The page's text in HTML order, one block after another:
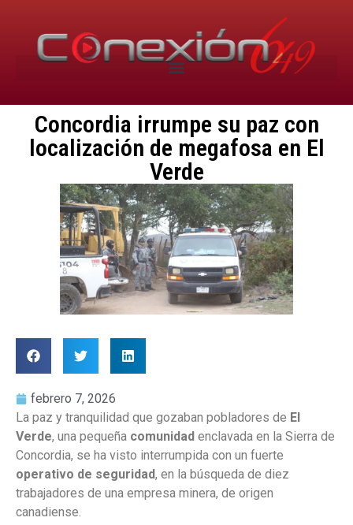
Concordia irrumpe su paz con
localización de megafosa en El
Verde
febrero 7, 2026
La paz y tranquilidad que gozaban pobladores de El
Verde, una pequeña comunidad enclavada en la Sierra de
Concordia, se ha visto interrumpida con un fuerte
operativo de seguridad, en la búsqueda de diez
trabajadores de una empresa minera, de origen
canadiense.